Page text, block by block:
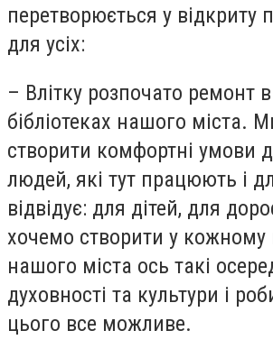
перетворюється у відкриту
для усіх:
– Влітку розпочато ремонт в
бібліотеках нашого міста.
створити комфортні умови
людей, які тут працюють і
відвідує: для дітей, для
хочемо створити у кожному
нашого міста ось такі
духовності та культури і
цього все можливе.